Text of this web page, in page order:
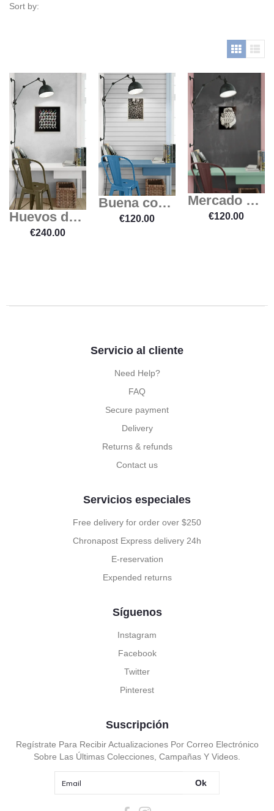
Sort by:
Huevos de acero
€240.00
Buena cosecha
€120.00
Mercado de domingo
€120.00
Servicio al cliente
Need Help?
FAQ
Secure payment
Delivery
Returns & refunds
Contact us
Servicios especiales
Free delivery for order over $250
Chronapost Express delivery 24h
E-reservation
Expended returns
Síguenos
Instagram
Facebook
Twitter
Pinterest
Suscripción
Regístrate Para Recibir Actualizaciones Por Correo Electrónico
Sobre Las Últimas Colecciones, Campañas Y Videos.
Ok